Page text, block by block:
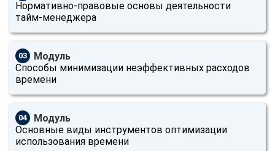
Нормативно-правовые основы деятельности
тайм-менеджера
03
Модуль
Способы минимизации неэффективных расходов
времени
04
Модуль
Основные виды инструментов оптимизации
использования времени